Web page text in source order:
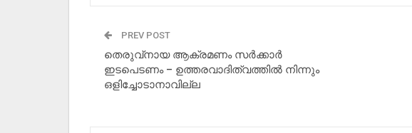
PREV POST
തെരുവ്നായ ആക്രമണം സർക്കാർ
ഇടപെടണം – ഉത്തരവാദിത്വത്തിൽ നിന്നും
ഒളിച്ചോടാനാവില്ല